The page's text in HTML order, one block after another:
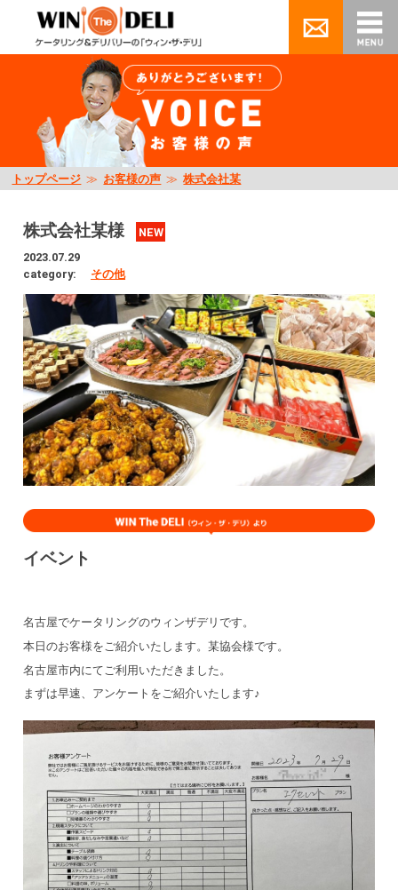
トップページ ≫ お客様の声 ≫株式会社某
株式会社某様
NEW
2023.07.29
category:
その他
イベント
名古屋でケータリングのウィンザデリです。
本日のお客様をご紹介いたします。某協会様です。
名古屋市内にてご利用いただきました。
まずは早速、アンケートをご紹介いたします♪